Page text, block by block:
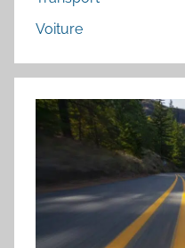
r
:
Voiture